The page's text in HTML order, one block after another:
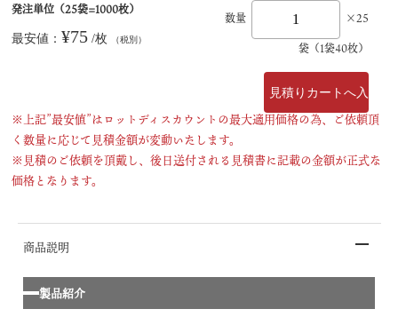
発注単位（25袋=1000枚）
最安値： ¥75 /枚 （税別）
数量
×25
袋（1袋40枚）
※上記”最安値”はロットディスカウントの最大適用価格の為、ご依頼頂
く数量に応じて見積金額が変動いたします。
※見積のご依頼を頂戴し、後日送付される見積書に記載の金額が正式な
価格となります。
商品説明
製品紹介